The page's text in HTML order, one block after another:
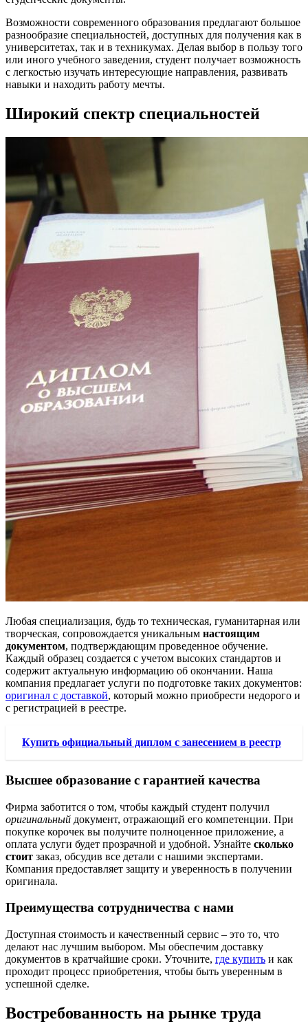
Возможности современного образования предлагают большое
разнообразие специальностей, доступных для получения как в
университетах, так и в техникумах. Делая выбор в пользу того
или иного учебного заведения, студент получает возможность
с легкостью изучать интересующие направления, развивать
навыки и находить работу мечты.
Широкий спектр специальностей
Любая специализация, будь то техническая, гуманитарная или
творческая, сопровождается уникальным настоящим
документом, подтверждающим проведенное обучение.
Каждый образец создается с учетом высоких стандартов и
содержит актуальную информацию об окончании. Наша
компания предлагает услуги по подготовке таких документов:
оригинал с доставкой, который можно приобрести недорого и
с регистрацией в реестре.
Купить официальный диплом с занесением в реестр
Высшее образование с гарантией качества
Фирма заботится о том, чтобы каждый студент получил
оригинальный документ, отражающий его компетенции. При
покупке корочек вы получите полноценное приложение, а
оплата услуги будет прозрачной и удобной. Узнайте сколько
стоит заказ, обсудив все детали с нашими экспертами.
Компания предоставляет защиту и уверенность в получении
оригинала.
Преимущества сотрудничества с нами
Доступная стоимость и качественный сервис – это то, что
делают нас лучшим выбором. Мы обеспечим доставку
документов в кратчайшие сроки. Уточните, где купить и как
проходит процесс приобретения, чтобы быть уверенным в
успешной сделке.
Востребованность на рынке труда